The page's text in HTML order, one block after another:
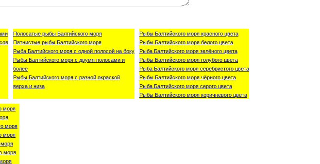
Полосатые рыбы Балтийского моря
Пятнистые рыбы Балтийского моря
Рыба Балтийского моря с одной полосой на боку
Рыбы Балтийского моря с двумя полосами и
более
Рыбы Балтийского моря с разной окраской
верха и низа
Рыбы Балтийского моря красного цвета
Рыбы Балтийского моря белого цвета
Рыба Балтийского моря зелёного цвета
Рыбы Балтийского моря голубого цвета
Рыба Балтийского моря серебристого цвета
Рыбы Балтийского моря чёрного цвета
Рыба Балтийского моря серого цвета
Рыбы Балтийского моря коричневого цвета
моря
моря
моря
моря